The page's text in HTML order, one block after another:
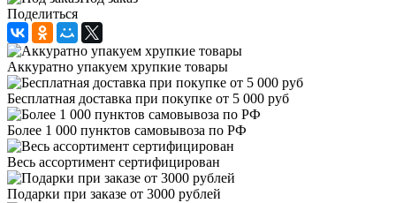
Поделиться
Аккуратно упакуем хрупкие товары
Бесплатная доставка при покупке от 5 000 руб
Более 1 000 пунктов самовывоза по РФ
Весь ассортимент сертифицирован
Подарки при заказе от 3000 рублей